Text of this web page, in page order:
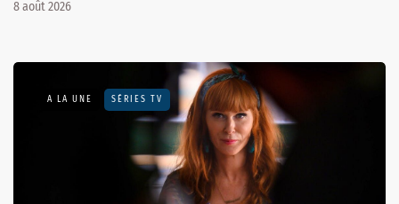
8 août 2026
A LA UNE SÉRIES TV